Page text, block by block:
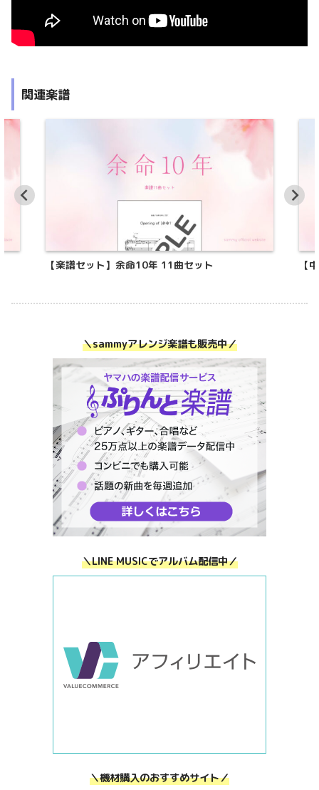
関連楽譜
【楽譜セット】余命10年 11曲セット 【
＼sammyアレンジ楽譜も販売中／
＼LINE MUSICでアルバム配信中／
＼機材購入のおすすめサイト／